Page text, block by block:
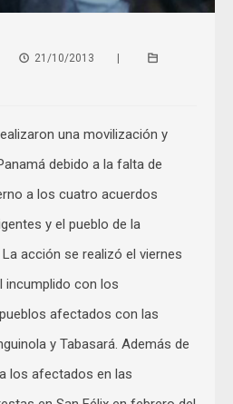
21/10/2013
una movilización y
debido a la falta de
a los cuatro acuerdos
y el pueblo de la
acción se realizó el viernes
incumplido con los
afectados con las
y Tabasará. Además de
los afectados en las